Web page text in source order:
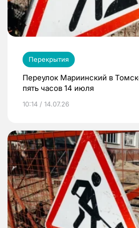
Перекрытия
Переулок Мариинский в
пять часов 14 июля
10:14 / 14.07.26